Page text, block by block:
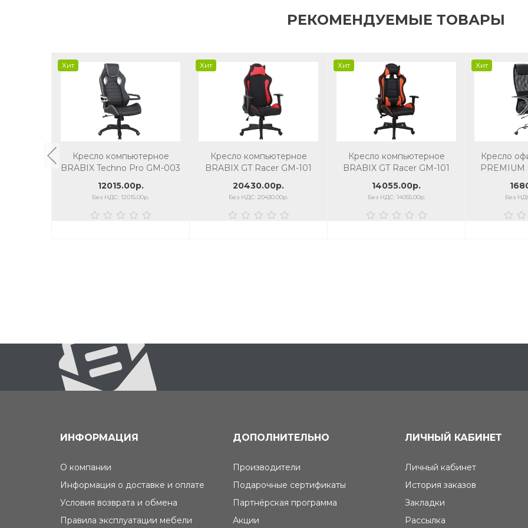
РЕКОМЕНДУЕМЫЕ ТОВАРЫ
Хит
Кресло компьютерное
BRABIX Techno Pro GM-003
вставки серые
12015.00р.
Без НДС: 12015.00р.
Хит
Кресло компьютерное
BRABIX GT Racer GM-101
красное
20430.00р.
Без НДС: 20430.00р.
Хит
Кресло компьютерное
BRABIX GT Racer GM-101
оранжевое
14055.00р.
Без НДС: 14055.00р.
Хит
Кресло
PREMIUM
Без
ИНФОРМАЦИЯ
О компании
Информация о доставке и оплате
Условия возврата и обмена
Правила эксплуатации мебели
ДОПОЛНИТЕЛЬНО
Производители
Подарочные сертификаты
Партнёрская программа
Акции
ЛИЧНЫЙ КАБИНЕТ
Личный кабинет
История заказов
Закладки
Рассылка